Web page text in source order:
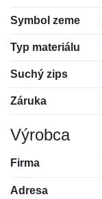
Symbol zeme
Typ materiálu
Suchý zips
Záruka
Výrobca
Firma
Adresa